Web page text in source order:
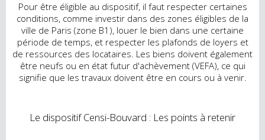
Pour être éligible au dispositif, il faut respecter certaines
conditions, comme investir dans des zones éligibles de la
ville de Paris (zone B1), louer le bien dans une certaine
période de temps, et respecter les plafonds de loyers et
de ressources des locataires. Les biens doivent également
être neufs ou en état futur d'achèvement (VEFA), ce qui
signifie que les travaux doivent être en cours ou à venir.
Le dispositif Censi-Bouvard : Les points à retenir